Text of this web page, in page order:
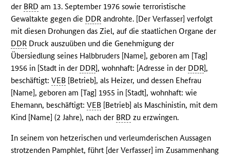
der BRD am 13. September 1976 sowie terroristische
Gewaltakte gegen die DDR androhte. [Der Verfasser] verfolgt
mit diesen Drohungen das Ziel, auf die staatlichen Organe der
DDR Druck auszuüben und die Genehmigung der
Übersiedlung seines Halbbruders [Name], geboren am [Tag]
1956 in [Stadt in der DDR], wohnhaft: [Adresse in der DDR],
beschäftigt:VEB [Betrieb], als Heizer, und dessen Ehefrau
[Name], geboren am [Tag] 1955 in [Stadt], wohnhaft: wie
Ehemann, beschäftigt:VEB [Betrieb] als Maschinistin, mit dem
Kind [Name] (2 Jahre), nach der BRD zu erzwingen.
In seinem von hetzerischen und verleumderischen Aussagen
strotzenden Pamphlet, führt [der Verfasser] im Zusammenhang